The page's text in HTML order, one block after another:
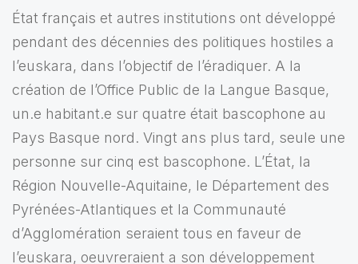
État français et autres institutions ont développé
pendant des décennies des politiques hostiles a
l’euskara, dans l’objectif de l’éradiquer. A la
création de l’Office Public de la Langue Basque,
un.e habitant.e sur quatre était bascophone au
Pays Basque nord. Vingt ans plus tard, seule une
personne sur cinq est bascophone. L’État, la
Région Nouvelle-Aquitaine, le Département des
Pyrénées-Atlantiques et la Communauté
d’Agglomération seraient tous en faveur de
l’euskara, oeuvreraient a son développement